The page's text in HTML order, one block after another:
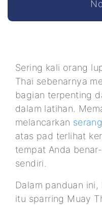
Sering kali orang
Thai sebenarnya
bagian terpenting
dalam latihan.
melancarkan
atas pad terlihat
tempat Anda
sendiri.
Dalam panduan
itu sparring Muay